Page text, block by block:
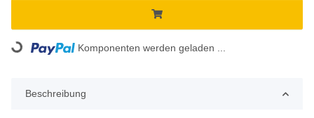
Loading... Komponenten werden geladen ...
Beschreibung